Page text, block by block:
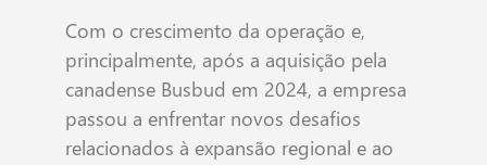
Com o crescimento da operação e,
principalmente, após a aquisição pela
canadense Busbud em 2024, a empresa
passou a enfrentar novos desafios
relacionados à expansão regional e ao